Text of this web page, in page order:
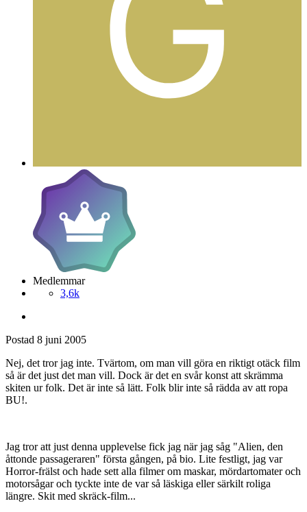
Medlemmar
3,6k
Postad 8 juni 2005
Nej, det tror jag inte. Tvärtom, om man vill göra en riktigt otäck film
så är det just det man vill. Dock är det en svår konst att skrämma
skiten ur folk. Det är inte så lätt. Folk blir inte så rädda av att ropa
BU!.
Jag tror att just denna upplevelse fick jag när jag såg "Alien, den
åttonde passageraren" första gången, på bio. Lite festligt, jag var
Horror-frälst och hade sett alla filmer om maskar, mördartomater och
motorsågar och tyckte inte de var så läskiga eller särkilt roliga
längre. Skit med skräck-film...